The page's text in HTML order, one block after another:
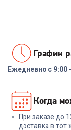
МФУ лазерное
M6500W
График
Ежедневно с 9:00
Когда
При заказе до
доставка в тот